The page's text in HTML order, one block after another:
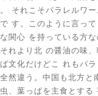
それこそパラレルワ
す。このように言っ
関心 を持っている方
れより北 の醤油の味
文化だけどこ れもパ
然違う。中国も北方と
、葉っぱを主食とする